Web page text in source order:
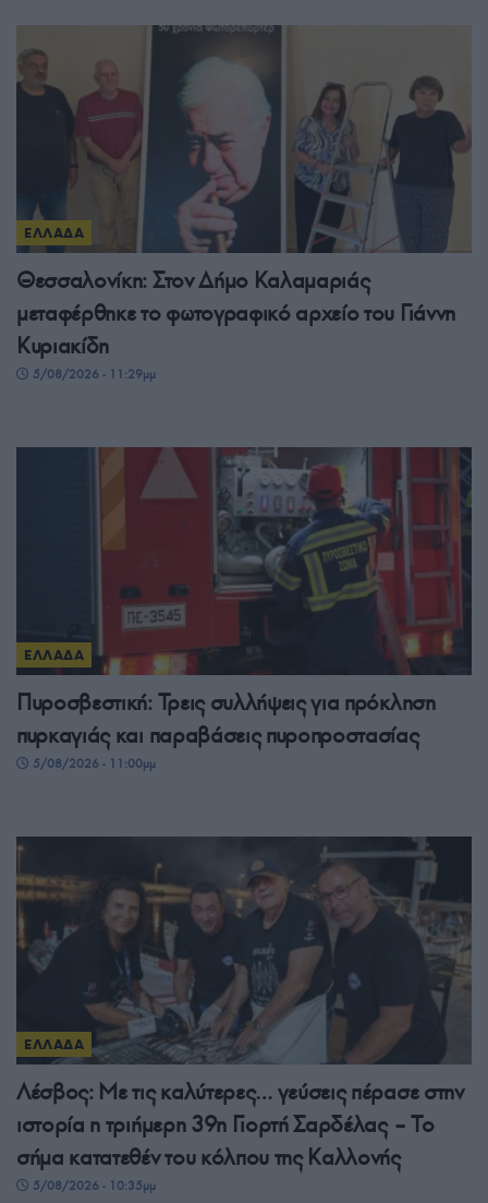
ΕΛΛΑΔΑ
Θεσσαλονίκη: Στον Δήμο Καλαμαριάς
μεταφέρθηκε το φωτογραφικό αρχείο του Γιάννη
Κυριακίδη
5/08/2026 - 11:29μμ
ΕΛΛΑΔΑ
Πυροσβεστική: Τρεις συλλήψεις για πρόκληση
πυρκαγιάς και παραβάσεις πυροπροστασίας
5/08/2026 - 11:00μμ
ΕΛΛΑΔΑ
Λέσβος: Με τις καλύτερες… γεύσεις πέρασε στην
ιστορία η τριήμερη 39η Γιορτή Σαρδέλας – Το
σήμα κατατεθέν του κόλπου της Καλλονής
5/08/2026 - 10:35μμ